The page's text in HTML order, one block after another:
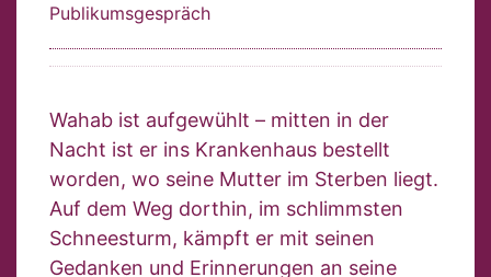
Publikumsgespräch
Wahab ist aufgewühlt – mitten in der
Nacht ist er ins Krankenhaus bestellt
worden, wo seine Mutter im Sterben liegt.
Auf dem Weg dorthin, im schlimmsten
Schneesturm, kämpft er mit seinen
Gedanken und Erinnerungen an seine